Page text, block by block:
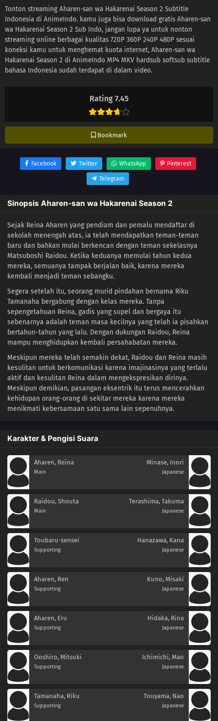
Rating 7.45
Bookmark
Tonton streaming Aharen-san wa Hakarenai Season 2 Subtitle
Indonesia di AnimeIndo. kamu juga bisa download gratis Aharen-san
wa Hakarenai Season 2 Sub Indo, jangan lupa ya untuk nonton
streaming online berbagai kualitas 720P 360P 240P 480P sesuai
koneksi kamu untuk menghemat kuota internet, Aharen-san wa
Hakarenai Season 2 di AnimeIndo MP4 MKV hardsub softsub subtitle
bahasa Indonesia sudah terdapat di dalam video.
Facebook Twitter WhatsApp Pinterest
Telegram
Sinopsis Aharen-san wa Hakarenai Season 2
Sejak Reina Aharen yang pendiam dan pemalu mendaftar di
sekolah menengah atas, ia telah mendapatkan teman-teman
baru dan bahkan mulai berkencan dengan teman sekelasnya
Matsuboshi Raidou. Ketika keduanya memulai tahun kedua
mereka, semuanya tampak berjalan baik, karena mereka
kembali menjadi teman sebangku.
Segera setelah itu, seorang murid pindahan bernama Riku
Tamanaha bergabung dengan kelas mereka. Tanpa
sepengetahuan Reina, gadis yang supel dan bergaya itu
sebenarnya adalah teman masa kecilnya yang telah ia pisahkan
bertahun-tahun yang lalu. Dengan dukungan Raidou, Reina
mampu menghidupkan kembali persahabatan mereka.
Meskipun mereka telah semakin dekat, Raidou dan Reina masih
kesulitan untuk berkomunikasi karena imajinasinya yang terlalu
aktif dan kesulitan Reina dalam mengekspresikan dirinya.
Meskipun demikian, pasangan eksentrik itu terus mencerahkan
kehidupan orang-orang di sekitar mereka karena mereka
menikmati kebersamaan satu sama lain sepenuhnya.
Karakter & Pengisi Suara
Aharen, Reina
Main
Minase, Inori
Japanese
Raidou, Shouta
Main
Terashima, Takuma
Japanese
Toubaru-sensei
Supporting
Hanazawa, Kana
Japanese
Aharen, Ren
Supporting
Kuno, Misaki
Japanese
Aharen, Eru
Supporting
Hidaka, Rina
Japanese
Ooshiro, Mitsuki
Supporting
Ichimichi, Mao
Japanese
Tamanaha, Riku
Supporting
Touyama, Nao
Japanese